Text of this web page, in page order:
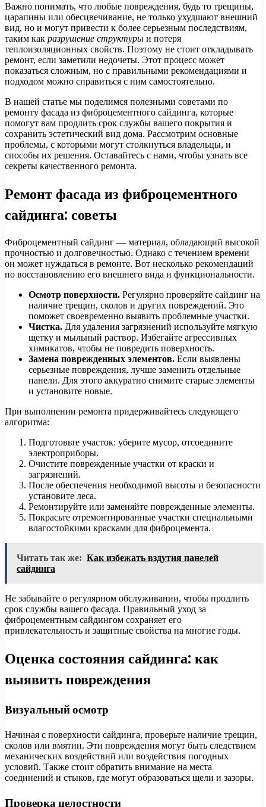
Важно понимать, что любые повреждения, будь то трещины,
царапины или обесцвечивание, не только ухудшают внешний
вид, но и могут привести к более серьезным последствиям,
таким как разрушение структуры и потеря
теплоизоляционных свойств. Поэтому не стоит откладывать
ремонт, если заметили недочеты. Этот процесс может
показаться сложным, но с правильными рекомендациями и
подходом можно справиться с ним самостоятельно.
В нашей статье мы поделимся полезными советами по
ремонту фасада из фиброцементного сайдинга, которые
помогут вам продлить срок службы вашего покрытия и
сохранить эстетический вид дома. Рассмотрим основные
проблемы, с которыми могут столкнуться владельцы, и
способы их решения. Оставайтесь с нами, чтобы узнать все
секреты качественного ремонта.
Ремонт фасада из фиброцементного
сайдинга: советы
Фиброцементный сайдинг — материал, обладающий высокой
прочностью и долговечностью. Однако с течением времени
он может нуждаться в ремонте. Вот несколько рекомендаций
по восстановлению его внешнего вида и функциональности.
Осмотр поверхности. Регулярно проверяйте сайдинг на
наличие трещин, сколов и других повреждений. Это
поможет своевременно выявить проблемные участки.
Чистка. Для удаления загрязнений используйте мягкую
щетку и мыльный раствор. Избегайте агрессивных
химикатов, чтобы не повредить поверхность.
Замена поврежденных элементов. Если выявлены
серьезные повреждения, лучше заменить отдельные
панели. Для этого аккуратно снимите старые элементы
и установите новые.
При выполнении ремонта придерживайтесь следующего
алгоритма:
Подготовьте участок: уберите мусор, отсоедините
электроприборы.
Очистите поврежденные участки от краски и
загрязнений.
После обеспечения необходимой высоты и безопасности
установите леса.
Ремонтируйте или заменяйте поврежденные элементы.
Покрасьте отремонтированные участки специальными
влагостойкими красками для фиброцемента.
Читать так же: Как избежать вздутия панелей
сайдинга
Не забывайте о регулярном обслуживании, чтобы продлить
срок службы вашего фасада. Правильный уход за
фиброцементным сайдингом сохраняет его
привлекательность и защитные свойства на многие годы.
Оценка состояния сайдинга: как
выявить повреждения
Визуальный осмотр
Начиная с поверхности сайдинга, проверьте наличие трещин,
сколов или вмятин. Эти повреждения могут быть следствием
механических воздействий или воздействия погодных
условий. Также стоит обратить внимание на места
соединений и стыков, где могут образоваться щели и зазоры.
Проверка целостности